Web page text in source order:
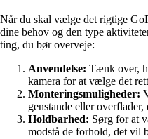
Når du skal vælge det rigtige
dine behov og den type
ting, du bør overveje:
Anvendelse: Tænk over,
kamera for at vælge det
Monteringsmuligheder:
genstande eller
Holdbarhed: Sørg for at
modstå de forhold, det vil